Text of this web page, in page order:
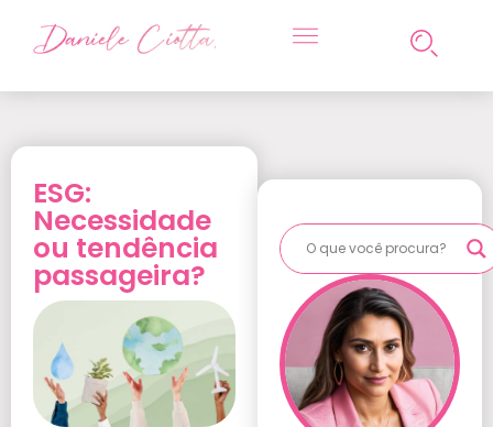
ESG:
Necessidade
ou tendência
passageira?